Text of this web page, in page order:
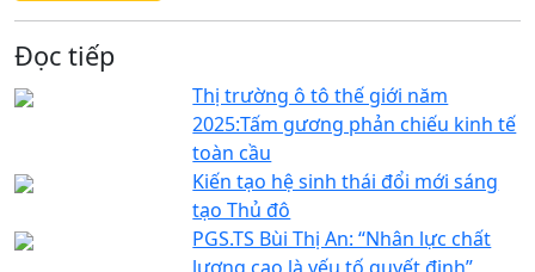
Đọc tiếp
Thị trường ô tô thế giới năm
2025:Tấm gương phản chiếu kinh tế
toàn cầu
Kiến tạo hệ sinh thái đổi mới sáng
tạo Thủ đô
PGS.TS Bùi Thị An: “Nhân lực chất